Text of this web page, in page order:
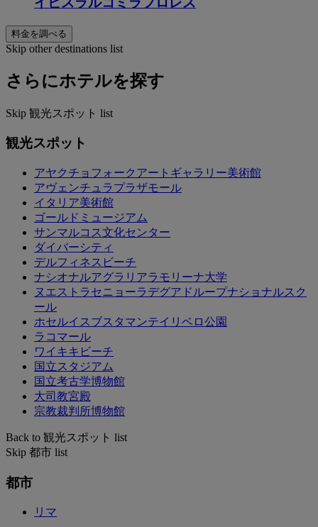
料金を調べる
Skip other destinations list
さらにホテルを探す
Skip 観光スポット list
観光スポット
アヤクチョフォークアートギャラリー美術館
アヴェンチュラプラザモール
イタリア美術館
ゴールドミュージアム
サンマルコス文化センター
ダイバーシティ
デルフィネスビーチ
ナシオナルアグラリアラモリーナ大学
ヌエストラセニョーラデグアドループナショナルスク
ール
ホセルイスブスタマンテイリベロ公園
ラコマール
ワイキキビーチ
国立スタジアム
国立考古学博物館
大司教宮殿
宗教裁判所博物館
Back to 観光スポット list
Skip 都市 list
都市
リマ